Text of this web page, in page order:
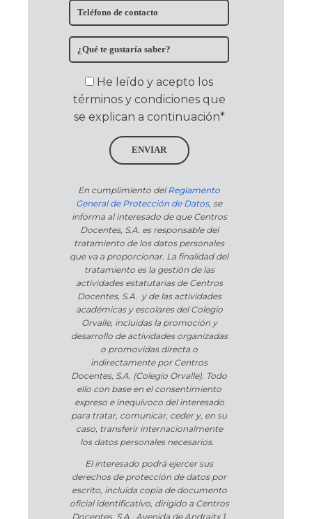
He leído y acepto los
términos y condiciones que
se explican a continuación*
ENVIAR
En cumplimiento delReglamento
General de Protección de Datos, se
informa al interesado de que Centros
Docentes, S.A. es responsable del
tratamiento de los datos personales
que va a proporcionar. La finalidad del
tratamiento es la gestión de las
actividades estatutarias de Centros
Docentes, S.A. y de las actividades
académicas y escolares del Colegio
Orvalle, incluidas la promoción y
desarrollo de actividades organizadas
o promovidas directa o
indirectamente por Centros
Docentes, S.A. (Colegio Orvalle). Todo
ello con base en el consentimiento
expreso e inequívoco del interesado
para tratar, comunicar, ceder y, en su
caso, transferir internacionalmente
los datos personales necesarios.
El interesado podrá ejercer sus
derechos de protección de datos por
escrito, incluida copia de documento
oficial identificativo, dirigido a Centros
Docentes, S.A., Avenida de Andraitx 1,